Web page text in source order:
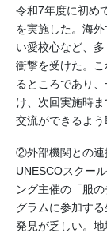
令和7年度に初め
を実施した。海
い愛校心など、
衝撃を受けた。
るところであり
け、次回実施時
交流ができるよう
②外部機関との連
UNESCOスクー
ング主催の「服
グラムに参加す
発見が乏しい。